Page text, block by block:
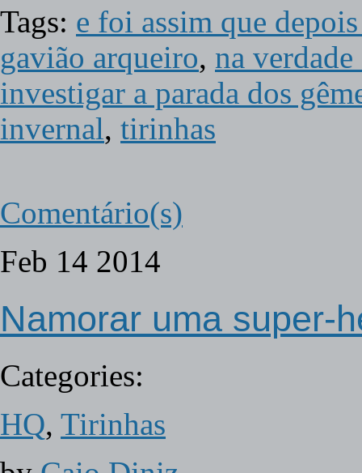
Tags: e foi assim que
gavião arqueiro, na
investigar a parada dos
invernal, tirinhas
Comentário(s)
Feb 14 2014
Namorar uma super-
Categories:
HQ, Tirinhas